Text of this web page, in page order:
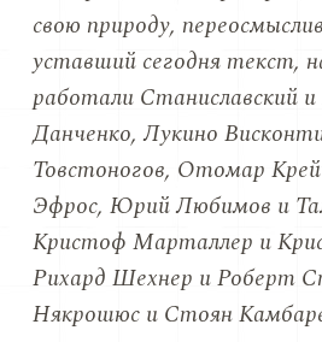
свою природу,
уставший сегодня текст,
работали Станиславский
Данченко, Лукино
Товстоногов, Отомар
Эфрос, Юрий Любимов и
Кристоф Марталлер и
Рихард Шехнер и Роберт
Някрошюс и Стоян